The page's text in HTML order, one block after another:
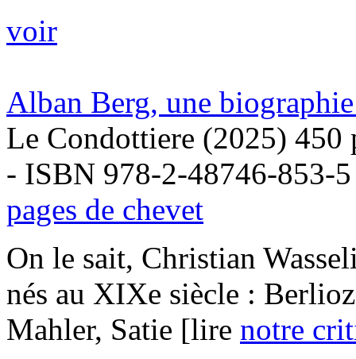
voir
Alban Berg, une
Le Condottiere (2025) 450
- ISBN 978-2-48746-853-5
pages de chevet
On le sait, Christian
nés au XIXe siècle :
Mahler, Satie [lire notre